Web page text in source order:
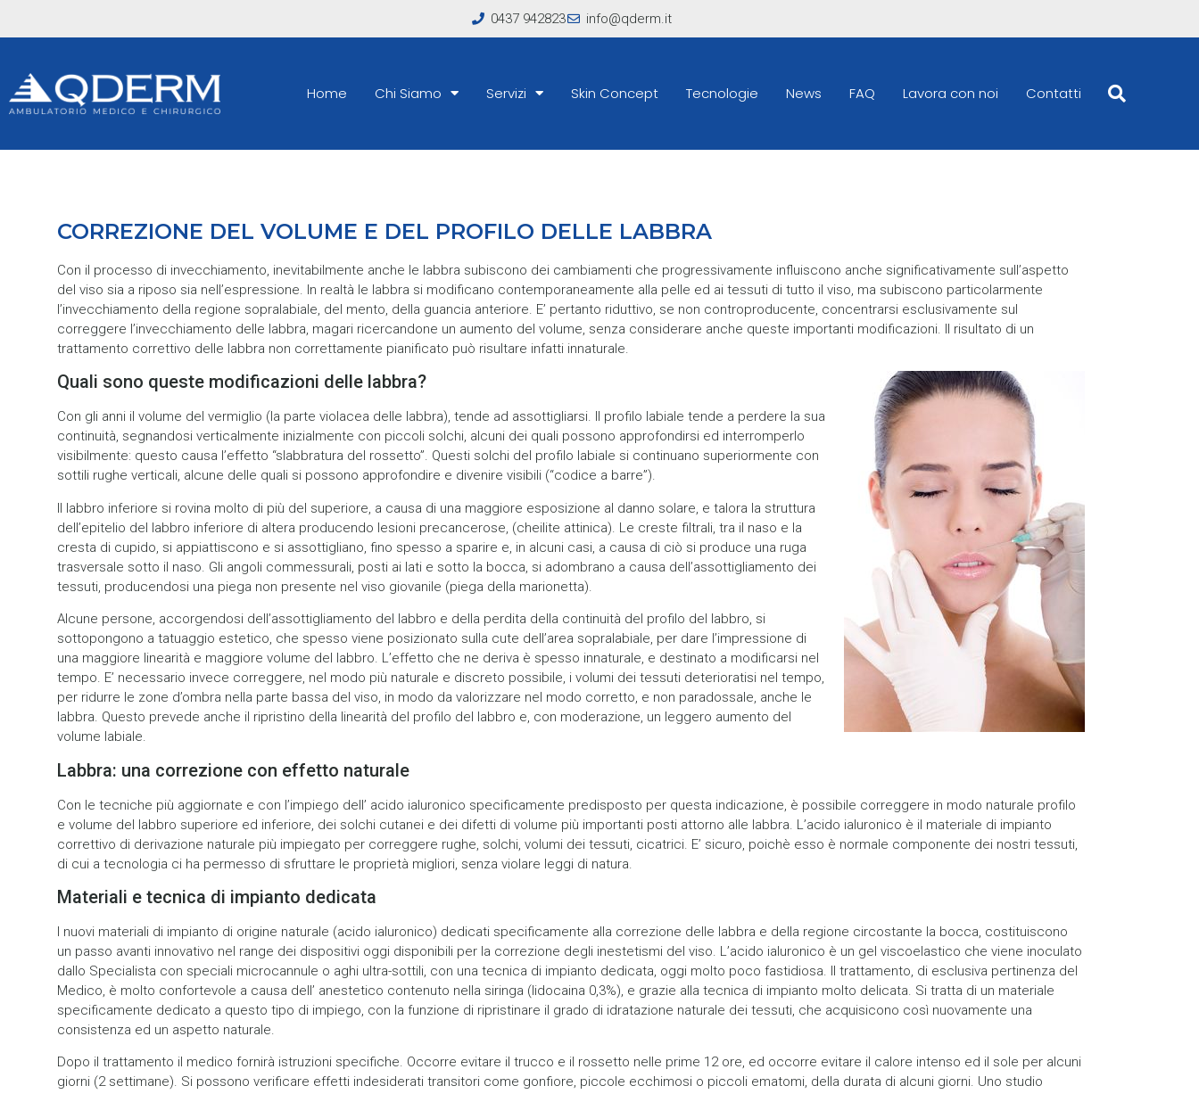
0437 942823 info@qderm.it
Home Chi Siamo Servizi Skin Concept Tecnologie News FAQ Lavora con noi Contatti
CORREZIONE DEL VOLUME E DEL PROFILO DELLE LABBRA
Con il processo di invecchiamento, inevitabilmente anche le labbra subiscono dei cambiamenti che progressivamente influiscono anche significativamente sull’aspetto
del viso sia a riposo sia nell’espressione. In realtà le labbra si modificano contemporaneamente alla pelle ed ai tessuti di tutto il viso, ma subiscono particolarmente
l’invecchiamento della regione sopralabiale, del mento, della guancia anteriore. E’ pertanto riduttivo, se non controproducente, concentrarsi esclusivamente sul
correggere l’invecchiamento delle labbra, magari ricercandone un aumento del volume, senza considerare anche queste importanti modificazioni. Il risultato di un
trattamento correttivo delle labbra non correttamente pianificato può risultare infatti innaturale.
Quali sono queste modificazioni delle labbra?
Con gli anni il volume del vermiglio (la parte violacea delle labbra), tende ad assottigliarsi. Il profilo labiale tende a perdere la sua
continuità, segnandosi verticalmente inizialmente con piccoli solchi, alcuni dei quali possono approfondirsi ed interromperlo
visibilmente: questo causa l’effetto “slabbratura del rossetto”. Questi solchi del profilo labiale si continuano superiormente con
sottili rughe verticali, alcune delle quali si possono approfondire e divenire visibili (“codice a barre”).
Il labbro inferiore si rovina molto di più del superiore, a causa di una maggiore esposizione al danno solare, e talora la struttura
dell’epitelio del labbro inferiore di altera producendo lesioni precancerose, (cheilite attinica). Le creste filtrali, tra il naso e la
cresta di cupido, si appiattiscono e si assottigliano, fino spesso a sparire e, in alcuni casi, a causa di ciò si produce una ruga
trasversale sotto il naso. Gli angoli commessurali, posti ai lati e sotto la bocca, si adombrano a causa dell’assottigliamento dei
tessuti, producendosi una piega non presente nel viso giovanile (piega della marionetta).
Alcune persone, accorgendosi dell’assottigliamento del labbro e della perdita della continuità del profilo del labbro, si
sottopongono a tatuaggio estetico, che spesso viene posizionato sulla cute dell’area sopralabiale, per dare l’impressione di
una maggiore linearità e maggiore volume del labbro. L’effetto che ne deriva è spesso innaturale, e destinato a modificarsi nel
tempo. E’ necessario invece correggere, nel modo più naturale e discreto possibile, i volumi dei tessuti deterioratisi nel tempo,
per ridurre le zone d’ombra nella parte bassa del viso, in modo da valorizzare nel modo corretto, e non paradossale, anche le
labbra. Questo prevede anche il ripristino della linearità del profilo del labbro e, con moderazione, un leggero aumento del
volume labiale.
Labbra: una correzione con effetto naturale
Con le tecniche più aggiornate e con l’impiego dell’ acido ialuronico specificamente predisposto per questa indicazione, è possibile correggere in modo naturale profilo
e volume del labbro superiore ed inferiore, dei solchi cutanei e dei difetti di volume più importanti posti attorno alle labbra. L’acido ialuronico è il materiale di impianto
correttivo di derivazione naturale più impiegato per correggere rughe, solchi, volumi dei tessuti, cicatrici. E’ sicuro, poichè esso è normale componente dei nostri tessuti,
di cui a tecnologia ci ha permesso di sfruttare le proprietà migliori, senza violare leggi di natura.
Materiali e tecnica di impianto dedicata
I nuovi materiali di impianto di origine naturale (acido ialuronico) dedicati specificamente alla correzione delle labbra e della regione circostante la bocca, costituiscono
un passo avanti innovativo nel range dei dispositivi oggi disponibili per la correzione degli inestetismi del viso. L’acido ialuronico è un gel viscoelastico che viene inoculato
dallo Specialista con speciali microcannule o aghi ultra-sottili, con una tecnica di impianto dedicata, oggi molto poco fastidiosa. Il trattamento, di esclusiva pertinenza del
Medico, è molto confortevole a causa dell’ anestetico contenuto nella siringa (lidocaina 0,3%), e grazie alla tecnica di impianto molto delicata. Si tratta di un materiale
specificamente dedicato a questo tipo di impiego, con la funzione di ripristinare il grado di idratazione naturale dei tessuti, che acquisicono così nuovamente una
consistenza ed un aspetto naturale.
Dopo il trattamento il medico fornirà istruzioni specifiche. Occorre evitare il trucco e il rossetto nelle prime 12 ore, ed occorre evitare il calore intenso ed il sole per alcuni
giorni (2 settimane). Si possono verificare effetti indesiderati transitori come gonfiore, piccole ecchimosi o piccoli ematomi, della durata di alcuni giorni. Uno studio